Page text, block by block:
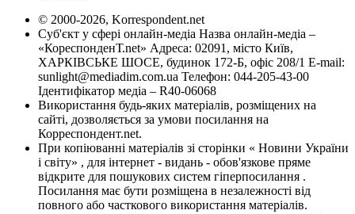
© 2000-2026, Korrespondent.net
Суб'єкт у сфері онлайн-медіа Назва онлайн-медіа –
«КореспонденТ.net» Адреса: 02091, місто Київ,
ХАРКІВСЬКЕ ШОСЕ, будинок 172-Б, офіс 208/1 E-mail:
sunlight@mediadim.com.ua Телефон: 044-205-43-00
Ідентифікатор медіа – R40-06068
Використання будь-яких матеріалів, розміщених на
сайті, дозволяється за умови посилання на
Корреспондент.net.
При копіюванні матеріалів зі сторінки « Новини України
і світу» , для інтернет - видань - обов'язкове пряме
відкрите для пошукових систем гіперпосилання .
Посилання має бути розміщена в незалежності від
повного або часткового використання матеріалів.